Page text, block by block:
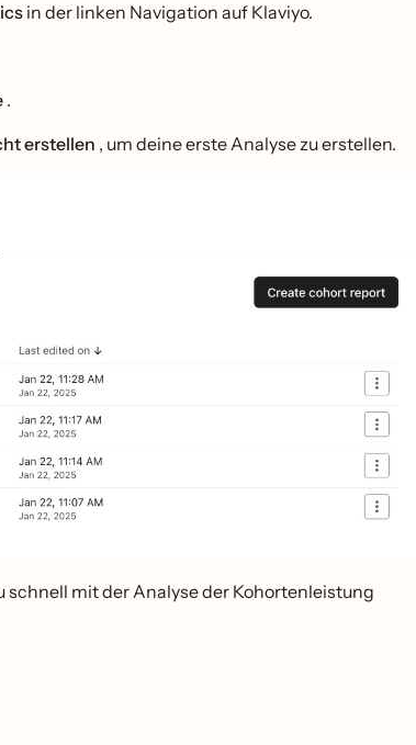
in der linken Navigation auf Klaviyo.
.
erstellen , um deine erste Analyse zu erstellen.
mit der Analyse der Kohortenleistung